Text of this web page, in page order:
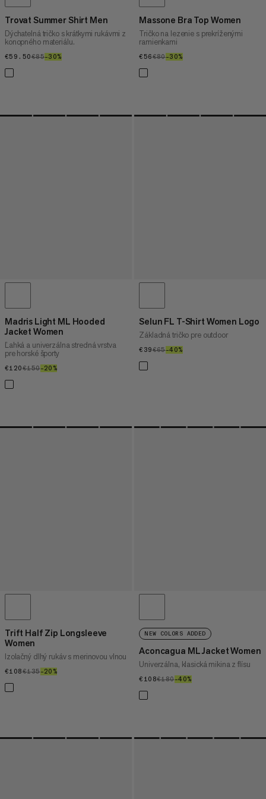
Trovat Summer Shirt Men
Dýchatelná tričko s krátkymi rukávmi z
konopného materiálu.
€59.50€59.50
€85€85
–30%
Massone Bra Top Women
Tričko na lezenie s prekríženými
ramienkami
€56€56
€80€80
–30%
Madris Light ML Hooded
Jacket Women
Ľahká a univerzálna stredná vrstva
pre horské športy
€120€120
€150€150
–20%
Selun FL T-Shirt Women Logo
Základná tričko pre outdoor
€39€39
€65€65
–40%
Trift Half Zip Longsleeve
Women
Izolačný dlhý rukáv s merinovou vlnou
€108€108
€135€135
–20%
NEW COLORS ADDED
Aconcagua ML Jacket Women
Univerzálna, klasická mikina z flísu
€108€108
€180€180
–40%